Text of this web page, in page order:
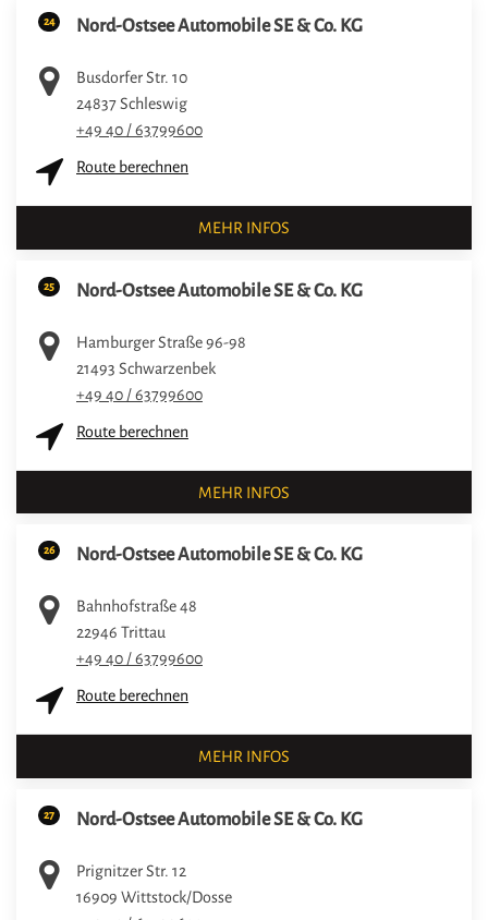
24 Nord-Ostsee Automobile SE & Co. KG
Busdorfer Str. 10
24837Schleswig
+49 40 / 63799600
Route berechnen
MEHR INFOS
25 Nord-Ostsee Automobile SE & Co. KG
Hamburger Straße 96-98
21493 Schwarzenbek
+49 40 / 63799600
Route berechnen
MEHR INFOS
26 Nord-Ostsee Automobile SE & Co. KG
Bahnhofstraße 48
22946 Trittau
+49 40 / 63799600
Route berechnen
MEHR INFOS
27 Nord-Ostsee Automobile SE & Co. KG
Prignitzer Str. 12
16909 Wittstock/Dosse